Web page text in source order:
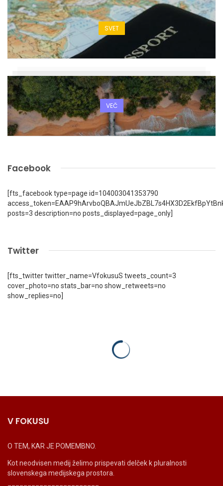
SVET
VEČ
Facebook
[fts_facebook type=page id=104003041353790
posts=3 description=no posts_displayed=page_only]
Twitter
[fts_twitter twitter_name=VfokusuS tweets_count=3
cover_photo=no stats_bar=no show_retweets=no
show_replies=no]
V FOKUSU
O TEM, KAR JE POMEMBNO.
Kot neodvisen medij želimo prispevati delček k pluralnosti
slovenskega medijskega prostora.